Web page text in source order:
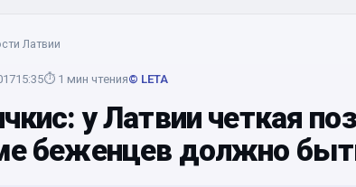
Латвии
15:35⏱ 1 мин чтения© LETA
у Латвии четкая
беженцев должно